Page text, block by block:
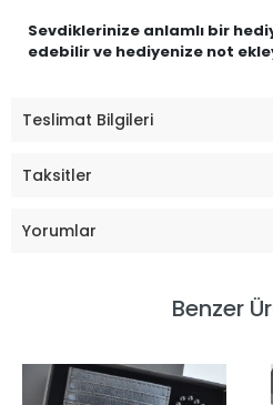
Sevdiklerinize anlamlı bir
edebilir ve hediyenize not
Teslimat Bilgileri
Taksitler
Yorumlar
Benzer